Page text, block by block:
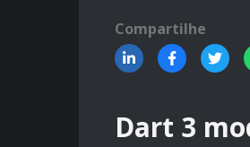
Compartilhe
Dart 3